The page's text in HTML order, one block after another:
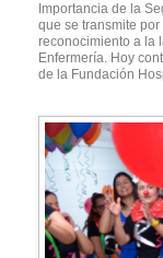
Importancia de la
que se transmite
reconocimiento a la
Enfermería. Hoy
de la Fundación